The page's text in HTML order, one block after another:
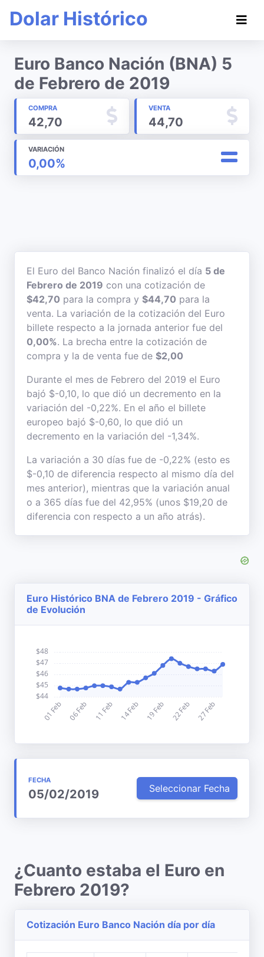
Dolar Histórico
Euro Banco Nación (BNA) 5
de Febrero de 2019
COMPRA
42,70
VENTA
44,70
VARIACIÓN
0,00%
El Euro del Banco Nación finalizó el día 5 de
Febrero de 2019 con una cotización de
$42,70 para la compra y $44,70 para la
venta. La variación de la cotización del Euro
billete respecto a la jornada anterior fue del
0,00%. La brecha entre la cotización de
compra y la de venta fue de $2,00
Durante el mes de Febrero del 2019 el Euro
bajó $-0,10, lo que dió un decremento en la
variación del -0,22%. En el año el billete
europeo bajó $-0,60, lo que dió un
decremento en la variación del -1,34%.
La variación a 30 días fue de -0,22% (esto es
$-0,10 de diferencia respecto al mismo día del
mes anterior), mientras que la variación anual
o a 365 días fue del 42,95% (unos $19,20 de
diferencia con respecto a un año atrás).
Euro Histórico BNA de Febrero 2019 - Gráfico
de Evolución
FECHA
05/02/2019 Seleccionar Fecha
¿Cuanto estaba el Euro en
Febrero 2019?
Cotización Euro Banco Nación día por día